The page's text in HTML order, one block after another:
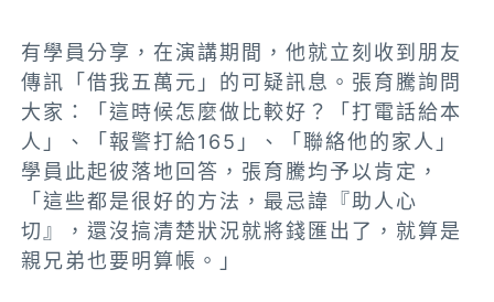
有學員分享，在演講期間，他就立刻收到朋友
傳訊「借我五萬元」的可疑訊息。張育騰詢問
大家：「這時候怎麼做比較好？「打電話給本
人」、「報警打給165」、「聯絡他的家人」
學員此起彼落地回答，張育騰均予以肯定，
「這些都是很好的方法，最忌諱『助人心
切』，還沒搞清楚狀況就將錢匯出了，就算是
親兄弟也要明算帳。」